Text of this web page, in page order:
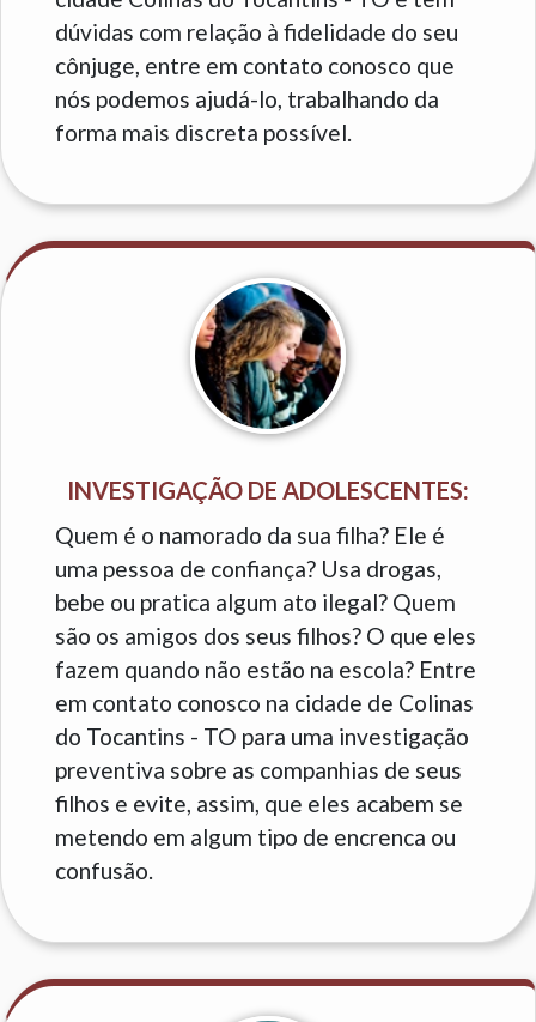
dúvidas com relação à fidelidade do seu
cônjuge, entre em contato conosco que
nós podemos ajudá-lo, trabalhando da
forma mais discreta possível.
INVESTIGAÇÃO DE ADOLESCENTES:
Quem é o namorado da sua filha? Ele é
uma pessoa de confiança? Usa drogas,
bebe ou pratica algum ato ilegal? Quem
são os amigos dos seus filhos? O que eles
fazem quando não estão na escola? Entre
em contato conosco na cidade de Colinas
do Tocantins - TO para uma investigação
preventiva sobre as companhias de seus
filhos e evite, assim, que eles acabem se
metendo em algum tipo de encrenca ou
confusão.